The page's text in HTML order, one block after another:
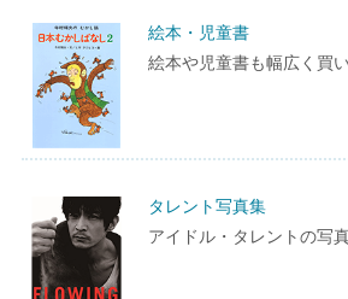
絵本・児童書
絵本や児童書も幅広く買
タレント写真集
アイドル・タレントの写